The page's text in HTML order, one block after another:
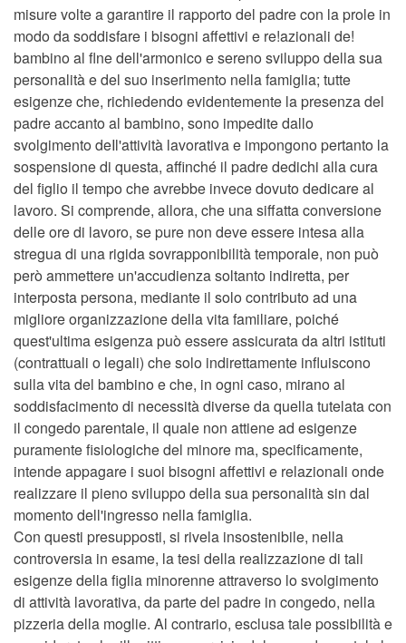
misure volte a garantire il rapporto del padre con la prole in
modo da soddisfare i bisogni affettivi e re!azionali de!
bambino al flne dell'armonico e sereno sviluppo della sua
personalità e del suo inserimento nella famiglia; tutte
esigenze che, richiedendo evidentemente la presenza del
padre accanto al bambino, sono impedite dallo
svolgimento deIl'attività lavorativa e impongono pertanto la
sospensione di questa, affinché il padre dedichi alla cura
del figlio il tempo che avrebbe invece dovuto dedicare al
lavoro. Si comprende, allora, che una siffatta conversione
delle ore di lavoro, se pure non deve essere intesa alla
stregua di una rigida sovrapponibilità temporale, non può
però ammettere un'accudienza soltanto indiretta, per
interposta persona, mediante il solo contributo ad una
migliore organizzazione della vita familiare, poiché
quest'ultima esigenza può essere assicurata da altri istituti
(contrattuali o legali) che solo indirettamente influiscono
sulla vita del bambino e che, in ogni caso, mirano al
soddisfacimento di necessità diverse da quella tutelata con
il congedo parentale, il quale non attiene ad esigenze
puramente fisiologiche del minore ma, specificamente,
intende appagare i suoi bisogni affettivi e relazionali onde
realizzare il pieno sviluppo della sua personalità sin dal
momento dell'ingresso nella famiglia.
Con questi presupposti, si rivela insostenibile, nella
controversia in esame, la tesi della realizzazione di tali
esigenze della figlia minorenne attraverso lo svolgimento
di attività lavorativa, da parte del padre in congedo, nella
pizzeria della moglie. Al contrario, esclusa tale possibilità e